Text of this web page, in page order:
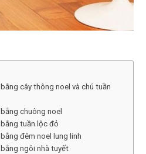
cây thông noel và chú tuần
chuông noel
tuần lộc đỏ
đêm noel lung linh
ngôi nhà tuyết